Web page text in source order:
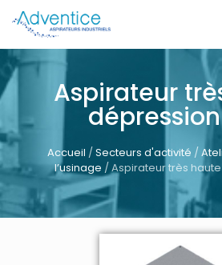
Aspirateur
dépression
Accueil /Secteurs d'activité /
l’usinage / Aspirateur très